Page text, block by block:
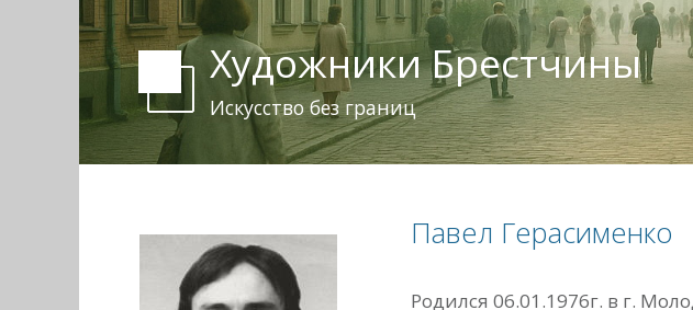
Художники Брестчины
Искусство без границ
Павел Герасименко
Родился 06.01.1976г. в г.